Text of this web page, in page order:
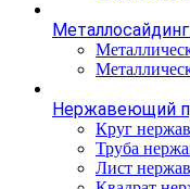
Металлосайдинг
Нержавеющий
Круг
Труба
Лист